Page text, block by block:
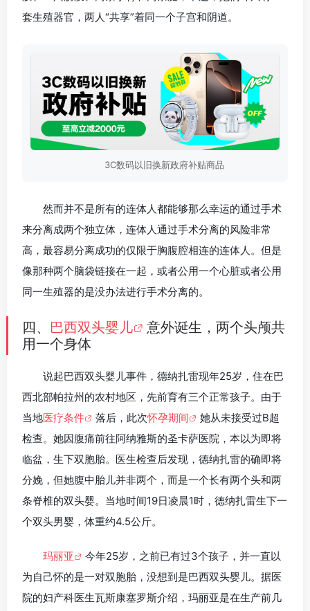
套生殖器官，两人“共享”着同一个子宫和阴道。
3C数码以旧换新政府补贴商品
然而并不是所有的连体人都能够那么幸运的通过手术
来分离成两个独立体，连体人通过手术分离的风险非常
高，最容易分离成功的仅限于胸腹腔相连的连体人。但是
像那种两个脑袋链接在一起，或者公用一个心脏或者公用
同一生殖器的是没办法进行手术分离的。
四、 巴西双头婴儿
意外诞生，两个头颅共
用一个身体
说起巴西双头婴儿事件，德纳扎雷现年25岁，住在巴
西北部帕拉州的农村地区，先前育有三个正常孩子。由于
当地医疗条件 落后，此次怀孕期间
她从未接受过B超
检查。她因腹痛前往阿纳雅斯的圣卡萨医院，本以为即将
临盆，生下双胞胎。医生检查后发现，德纳扎雷的确即将
分娩，但她腹中胎儿并非两个，而是一个长有两个头和两
条脊椎的双头婴。当地时间19日凌晨1时，德纳扎雷生下一
个双头男婴，体重约4.5公斤。
玛丽亚
今年25岁，之前已有过3个孩子，并一直以
为自己怀的是一对双胞胎，没想到是巴西双头婴儿。据医
院的妇产科医生瓦斯康塞罗斯介绍，玛丽亚是在生产前几